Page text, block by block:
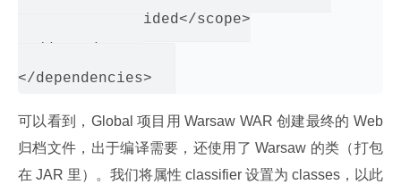
   <scope>provided</scope>
可以看到，Global 项目用 Warsaw WAR 创建最终的 Web
归档文件，出于编译需要，还使用了 Warsaw 的类（打包
在 JAR 里）。我们将属性 classifier 设置为 classes，以此